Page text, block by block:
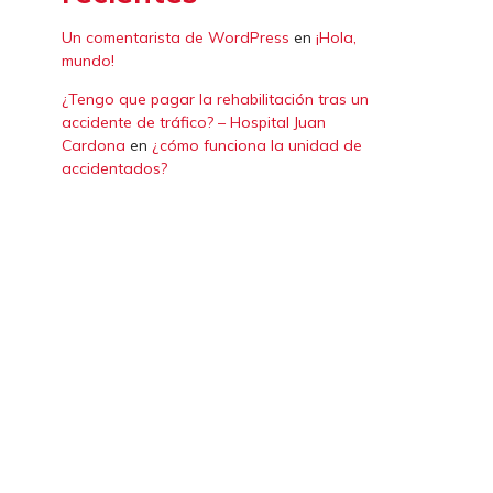
Un comentarista de WordPress en ¡Hola,
mundo!
¿Tengo que pagar la rehabilitación tras un
accidente de tráfico? – Hospital Juan
Cardona en ¿cómo funciona la unidad de
accidentados?